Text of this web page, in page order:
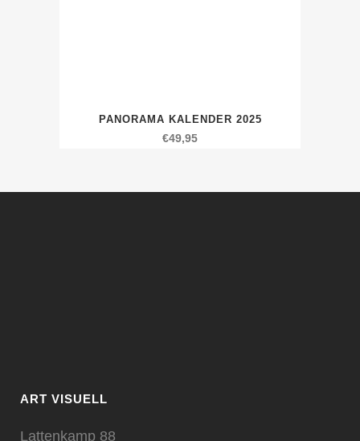
PANORAMA KALENDER 2025
€49,95
ART VISUELL
Lattenkamp 88